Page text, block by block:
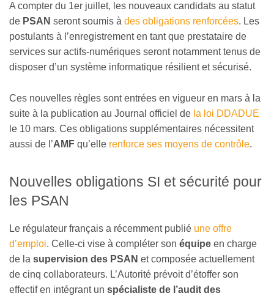
A compter du 1er juillet, les nouveaux candidats au statut
de PSAN seront soumis à des obligations renforcées. Les
postulants à l’enregistrement en tant que prestataire de
services sur actifs-numériques seront notamment tenus de
disposer d’un système informatique résilient et sécurisé.
Ces nouvelles règles sont entrées en vigueur en mars à la
suite à la publication au Journal officiel de la loi DDADUE
le 10 mars. Ces obligations supplémentaires nécessitent
aussi de l’AMF qu’elle renforce ses moyens de contrôle.
Nouvelles obligations SI et sécurité pour
les PSAN
Le régulateur français a récemment publié une offre
d’emploi. Celle-ci vise à compléter son équipe en charge
de la supervision des PSAN et composée actuellement
de cinq collaborateurs. L’Autorité prévoit d’étoffer son
effectif en intégrant un spécialiste de l’audit des